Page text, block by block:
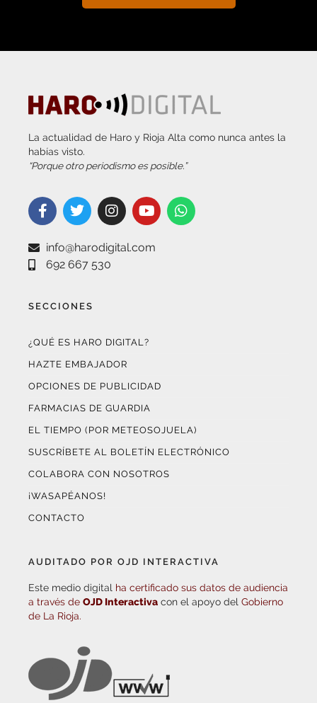
La actualidad de Haro y Rioja Alta como nunca antes la
habías visto.
“Porque otro periodismo es posible.”
info@harodigital.com
692 667 530
SECCIONES
¿QUÉ ES HARO DIGITAL?
HAZTE EMBAJADOR
OPCIONES DE PUBLICIDAD
FARMACIAS DE GUARDIA
EL TIEMPO (POR METEOSOJUELA)
SUSCRÍBETE AL BOLETÍN ELECTRÓNICO
COLABORA CON NOSOTROS
¡WASAPÉANOS!
CONTACTO
AUDITADO POR OJD INTERACTIVA
Este medio digital ha certificado sus datos de audiencia
a través de OJD Interactiva con el apoyo del Gobierno
de La Rioja.